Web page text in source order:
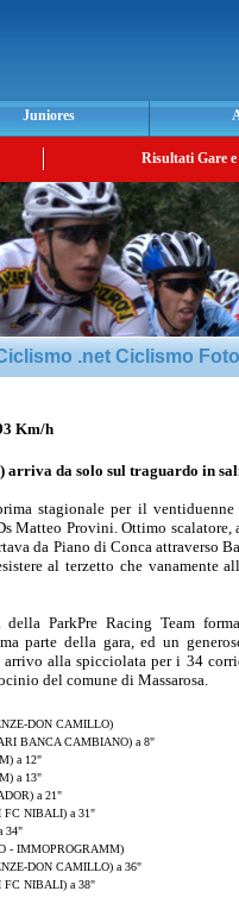
Juniores
Risultati Gare
.net Ciclismo
Km/h
arriva da solo sul traguardo in
stagionale per il ventiduenne
Matteo Provini. Ottimo scalatore,
da Piano di Conca attraverso
al terzetto che vanamente
ParkPre Racing Team
parte della gara, ed un
alla spicciolata per i 34
del comune di Massarosa.
DON CAMILLO)
BANCA CAMBIANO) a 8"
a 12"
a 13"
a 21"
FC NIBALI) a 31"
34"
- IMMOPROGRAMM)
DON CAMILLO) a 36"
FC NIBALI) a 38"